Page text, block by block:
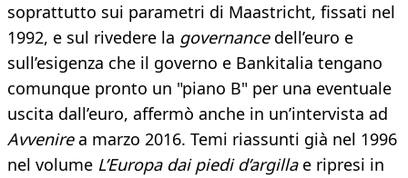
soprattutto sui parametri di Maastricht, fissati nel
1992, e sul rivedere la governance dell’euro e
sull’esigenza che il governo e Bankitalia tengano
comunque pronto un "piano B" per una eventuale
uscita dall’euro, affermò anche in un’intervista ad
Avvenirea marzo 2016. Temi riassunti già nel 1996
nel volume L’Europa dai piedi d’argillae ripresi in